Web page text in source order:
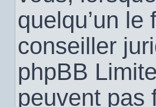
quelqu’un
conseiller
phpBB
peuvent pas